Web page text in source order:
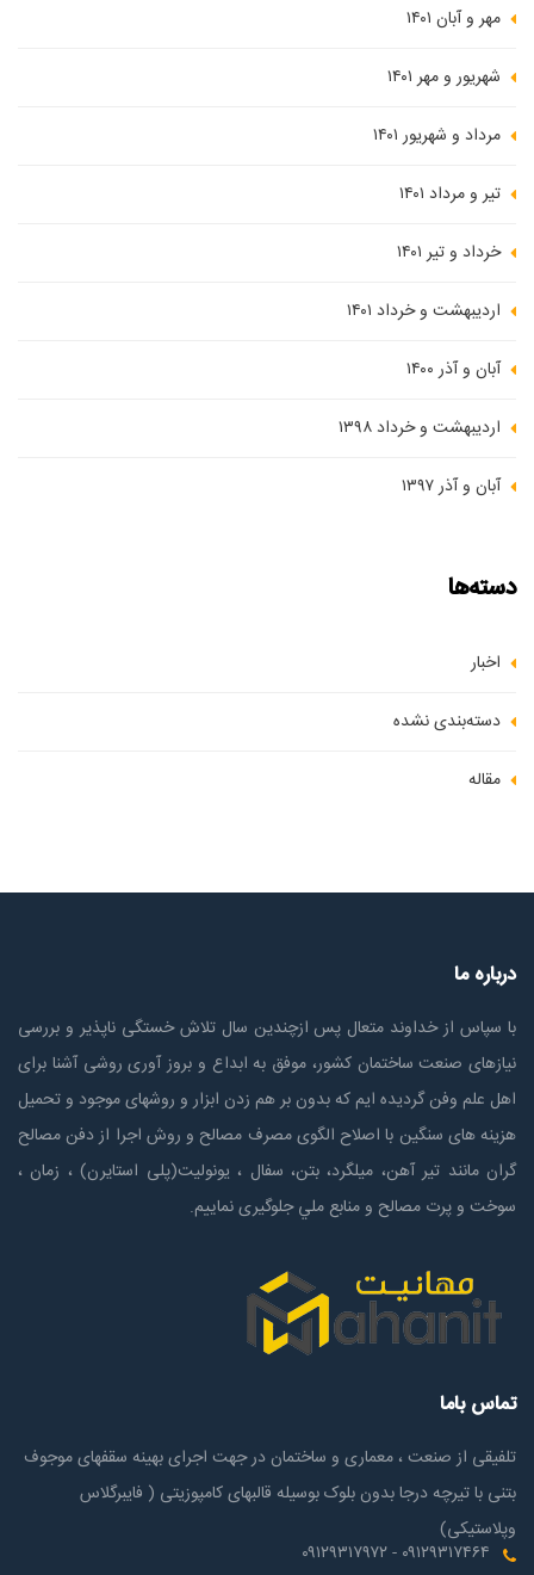
مهر و آبان ۱۴۰۱
شهریور و مهر ۱۴۰۱
مرداد و شهریور ۱۴۰۱
تیر و مرداد ۱۴۰۱
خرداد و تیر ۱۴۰۱
اردیبهشت و خرداد ۱۴۰۱
آبان و آذر ۱۴۰۰
اردیبهشت و خرداد ۱۳۹۸
آبان و آذر ۱۳۹۷
دسته‌ها
اخبار
دسته‌بندی نشده
مقاله
درباره ما
با سپاس از خداوند متعال پس ازچندين سال تلاش خستگی ناپذير و بررسی
نیازهای صنعت ساختمان كشور، موفق به ابداع و بروز آوری روشی آشنا برای
اهل علم وفن گردیده ایم که بدون بر هم زدن ابزار و روشهای موجود و تحمیل
هزینه های سنگین با اصلاح الگوی مصرف مصالح و روش اجرا از دفن مصالح
گران مانند تیر آهن، میلگرد، بتن، سفال ، یونولیت(پلی استايرن) ، زمان ،
سوخت و پرت مصالح و منابع ملي جلوگیری نماییم.
تماس باما
تلفیقی از صنعت ، معماری و ساختمان در جهت اجرای بهینه سقفهای موجوف
بتنی با تیرچه درجا بدون بلوک بوسیله قالبهای کامپوزیتی ( فایبرگلاس
وپلاستیکی)
۰۹۱۲۹۳۱۷۴۶۴ - ۰۹۱۲۹۳۱۷۹۷۲